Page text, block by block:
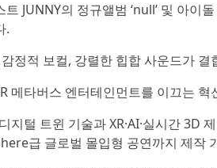
JUNNY의 정규앨범 ‘null’ 및 아이
.
정적 보컬, 강렬한 힙합 사운드가
메타버스 엔터테인먼트를 이끄는 혁
지털 트윈 기술과 XR·AI·실시간
급 글로벌 몰입형 공연까지 제작